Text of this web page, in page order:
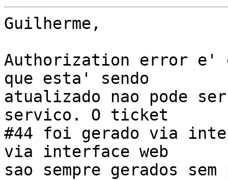
Guilherme,
Authorization error e'
que esta' sendo
atualizado nao pode
servico. O ticket
#44 foi gerado via
via interface web
sao sempre gerados